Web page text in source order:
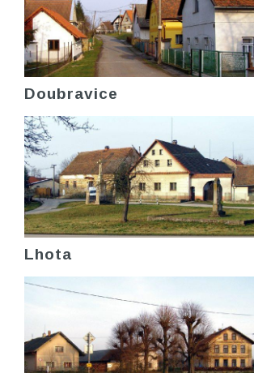
Doubravice
Lhota